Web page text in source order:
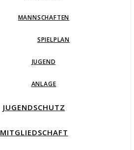
MANNSCHAFTEN
SPIELPLAN
JUGEND
ANLAGE
JUGENDSCHUTZ
MITGLIEDSCHAFT